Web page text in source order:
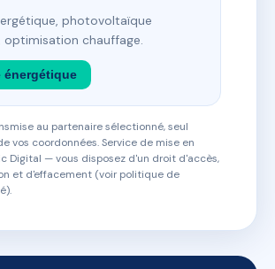
photovoltaïque
optimisation chauffage.
énergétique
au partenaire sélectionné, seul
vos coordonnées. Service de mise en
Digital — vous disposez d'un droit d'accès,
et d'effacement (voir politique de